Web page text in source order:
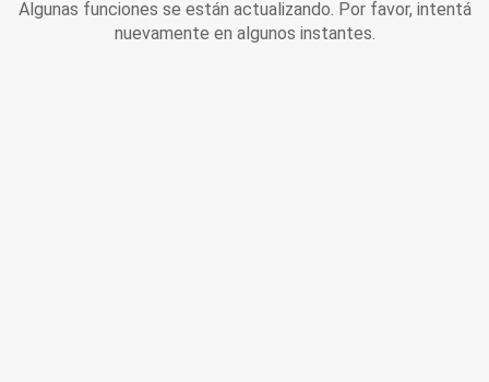
Algunas funciones se están actualizando. Por favor, intentá
nuevamente en algunos instantes.